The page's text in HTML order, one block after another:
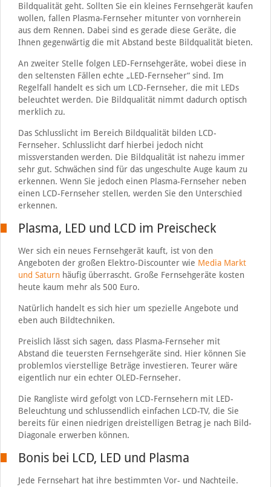
Bildqualität geht. Sollten Sie ein kleines Fernsehgerät kaufen
wollen, fallen Plasma-Fernseher mitunter von vornherein
aus dem Rennen. Dabei sind es gerade diese Geräte, die
Ihnen gegenwärtig die mit Abstand beste Bildqualität bieten.
An zweiter Stelle folgen LED-Fernsehgeräte, wobei diese in
den seltensten Fällen echte „LED-Fernseher“ sind. Im
Regelfall handelt es sich um LCD-Fernseher, die mit LEDs
beleuchtet werden. Die Bildqualität nimmt dadurch optisch
merklich zu.
Das Schlusslicht im Bereich Bildqualität bilden LCD-
Fernseher. Schlusslicht darf hierbei jedoch nicht
missverstanden werden. Die Bildqualität ist nahezu immer
sehr gut. Schwächen sind für das ungeschulte Auge kaum zu
erkennen. Wenn Sie jedoch einen Plasma-Fernseher neben
einen LCD-Fernseher stellen, werden Sie den Unterschied
erkennen.
Plasma, LED und LCD im Preischeck
Wer sich ein neues Fernsehgerät kauft, ist von den
Angeboten der großen Elektro-Discounter wie Media Markt
und Saturnhäufig überrascht. Große Fernsehgeräte kosten
heute kaum mehr als 500 Euro.
Natürlich handelt es sich hier um spezielle Angebote und
eben auch Bildtechniken.
Preislich lässt sich sagen, dass Plasma-Fernseher mit
Abstand die teuersten Fernsehgeräte sind. Hier können Sie
problemlos vierstellige Beträge investieren. Teurer wäre
eigentlich nur ein echter OLED-Fernseher.
Die Rangliste wird gefolgt von LCD-Fernsehern mit LED-
Beleuchtung und schlussendlich einfachen LCD-TV, die Sie
bereits für einen niedrigen dreistelligen Betrag je nach Bild-
Diagonale erwerben können.
Bonis bei LCD, LED und Plasma
Jede Fernsehart hat ihre bestimmten Vor- und Nachteile.